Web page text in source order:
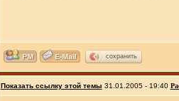
сохранить
Показать ссылку этой темы 31.01.2005 - 19:40